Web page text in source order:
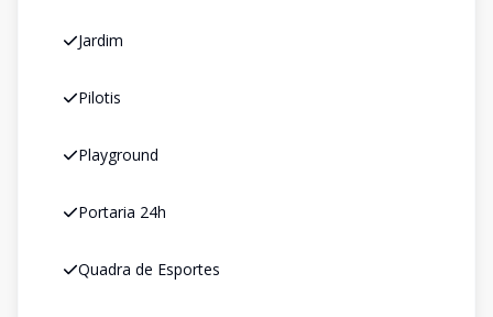
Jardim
Pilotis
Playground
Portaria 24h
Quadra de Esportes